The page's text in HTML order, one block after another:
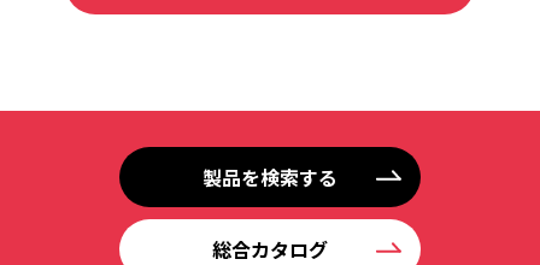
製品を検索する
総合カタログ